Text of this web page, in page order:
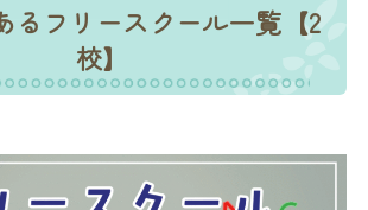
るフリースクール一覧【2
校】